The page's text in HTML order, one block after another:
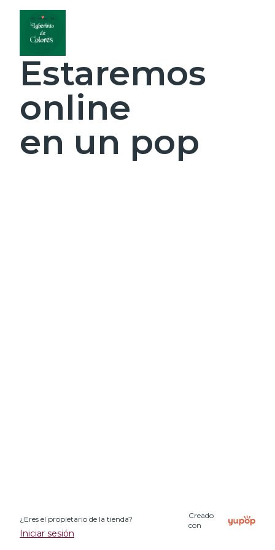
Estaremos
online
en un pop
¿Eres el propietario de la tienda?
Iniciar sesión
Creado
con